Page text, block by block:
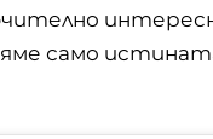
само